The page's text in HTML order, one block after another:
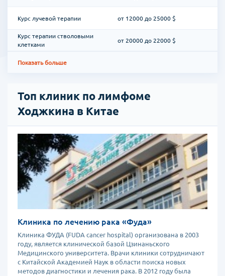
Курс лучевой терапии от 12000 до 25000 $
Курс терапии стволовыми
клетками
от 20000 до 22000 $
Показать больше
Топ клиник по лимфоме
Ходжкина в Китае
Клиника по лечению рака «Фуда»
Клиника ФУДА (FUDA cancer hospital) организована в 2003
году, является клинической базой Цзинаньского
Медицинского университета. Врачи клиники сотрудничают
с Китайской Академией Наук в области поиска новых
методов диагностики и лечения рака. В 2012 году была